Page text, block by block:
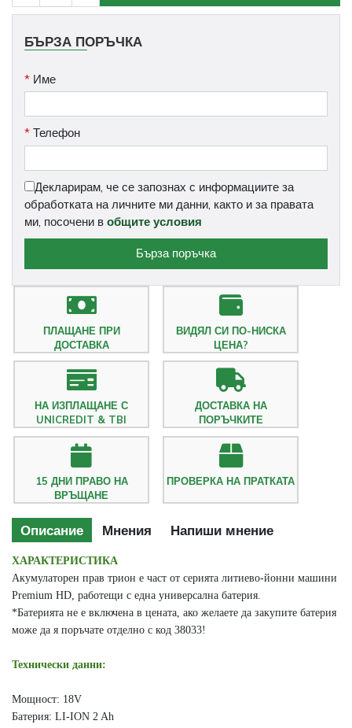
ПЛАЩАНЕ ПРИ
ДОСТАВКА
ВИДЯЛ СИ ПО-НИСКА
ЦЕНА?
НА ИЗПЛАЩАНЕ С
UNICREDIT & TBI
ДОСТАВКА НА
ПОРЪЧКИТЕ
15 ДНИ ПРАВО НА
ВРЪЩАНЕ
ПРОВЕРКА НА ПРАТКАТА
БЪРЗА ПОРЪЧКА
* Име
* Телефон
Декларирам, че се запознах с информациите за
обработката на личните ми данни, както и за правата
ми, посочени в общите условия
Бърза поръчка
Описание Мнения Напиши мнение
ХАРАКТЕРИСТИКА
Акумулаторен прав трион е част от серията литиево-йонни машини
Premium HD, работещи с една универсална батерия.
*Батерията не е включена в цената, ако желаете да закупите батерия
може да я поръчате отделно с код 38033!
Технически данни:
Мощност: 18V
Батерия: LI-ION 2 Ah